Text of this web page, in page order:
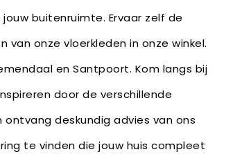
buitenruimte. Ervaar zelf de
onze vloerkleden in onze winkel.
en Santpoort. Kom langs bij
door de verschillende
deskundig advies van ons
te vinden die jouw huis compleet